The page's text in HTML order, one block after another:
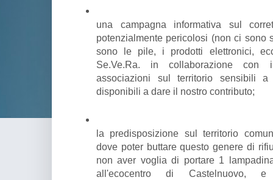
una campagna informativa sul
potenzialmente pericolosi (non ci sono
sono le pile, i prodotti elettronici,
Se.Ve.Ra. in collaborazione con
associazioni sul territorio sensibili a
disponibili a dare il nostro contributo;
la predisposizione sul territorio
dove poter buttare questo genere di
non aver voglia di portare 1
all'ecocentro di Castelnuovo,